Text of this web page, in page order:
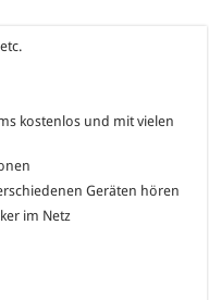
kostenlos und mit vielen
Geräten hören
im Netz